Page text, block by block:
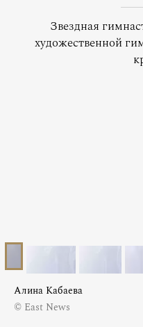
Звездная
художественной
Алина Кабаева
© East News